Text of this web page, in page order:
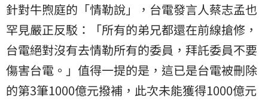
針對牛煦庭的「情勒說」，台電發言人蔡志孟也
罕見嚴正反駁：「所有的弟兄都還在前線搶修，
台電絕對沒有去情勒所有的委員，拜託委員不要
傷害台電。」值得一提的是，這已是台電被刪除
的第3筆1000億元撥補，此次未能獲得1000億元